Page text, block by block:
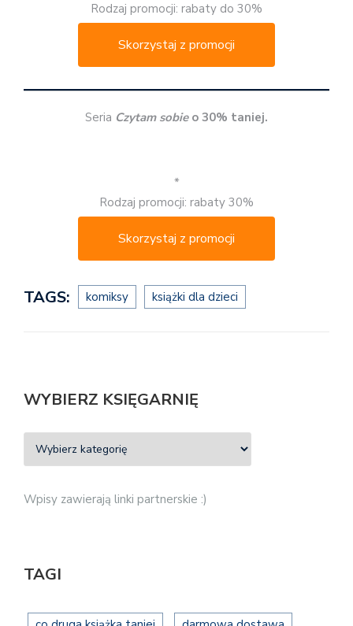
Rodzaj promocji: rabaty do 30%
Skorzystaj z promocji
Seria Czytam sobieo 30% taniej.
*
Rodzaj promocji: rabaty 30%
Skorzystaj z promocji
TAGS: komiksy książki dla dzieci
WYBIERZ KSIĘGARNIĘ
Wpisy zawierają linki partnerskie :)
TAGI